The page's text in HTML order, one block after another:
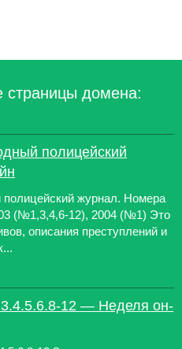
страницы домена:
полицейский
журнал. Номера
(№1,3,4,6-12), 2004 (№1) Это
описания преступлений и
12 — Неделя он-